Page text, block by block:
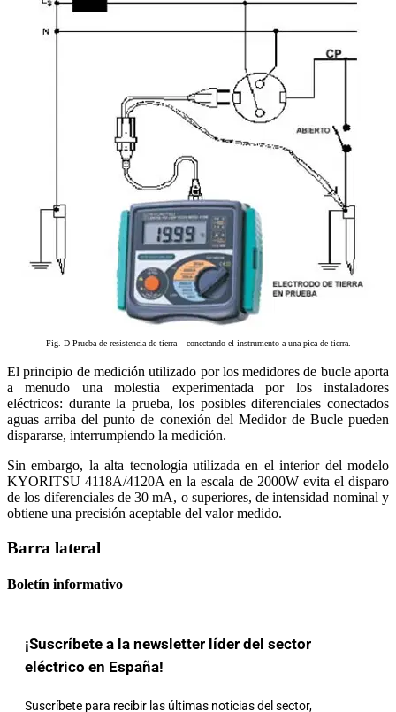
Fig. D Prueba de resistencia de tierra – conectando el instrumento a una pica de tierra.
El principio de medición utilizado por los medidores de bucle aporta
a menudo una molestia experimentada por los instaladores
eléctricos: durante la prueba, los posibles diferenciales conectados
aguas arriba del punto de conexión del Medidor de Bucle pueden
dispararse, interrumpiendo la medición.
Sin embargo, la alta tecnología utilizada en el interior del modelo
KYORITSU 4118A/4120A en la escala de 2000W evita el disparo
de los diferenciales de 30 mA, o superiores, de intensidad nominal y
obtiene una precisión aceptable del valor medido.
Barra lateral
Boletín informativo
¡Suscríbete a la newsletter líder del sector
eléctrico en España!
Suscríbete para recibir las últimas noticias del sector,